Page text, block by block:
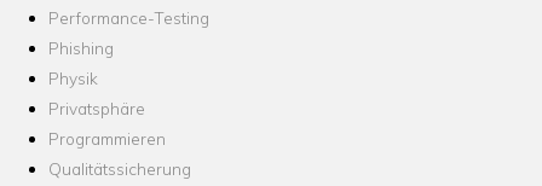
Performance-Testing
Phishing
Physik
Privatsphäre
Programmieren
Qualitätssicherung